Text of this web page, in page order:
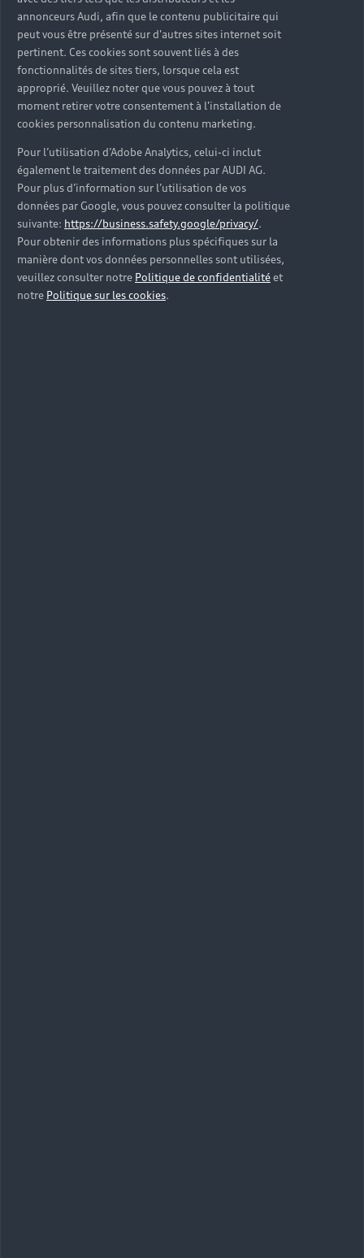
annonceurs Audi, afin que le contenu publicitaire qui
peut vous être présenté sur d'autres sites internet soit
pertinent. Ces cookies sont souvent liés à des
fonctionnalités de sites tiers, lorsque cela est
approprié. Veuillez noter que vous pouvez à tout
moment retirer votre consentement à l'installation de
cookies personnalisation du contenu marketing.
Pour l’utilisation d’Adobe Analytics, celui-ci inclut
également le traitement des données par AUDI AG.
Pour plus d’information sur l’utilisation de vos
données par Google, vous pouvez consulter la politique
suivante: https://business.safety.google/privacy/.
Pour obtenir des informations plus spécifiques sur la
manière dont vos données personnelles sont utilisées,
veuillez consulter notre Politique de confidentialitéet
notre Politique sur les cookies.
X
X
Vous ne souhaitez pas vous soucier de la
revente
X